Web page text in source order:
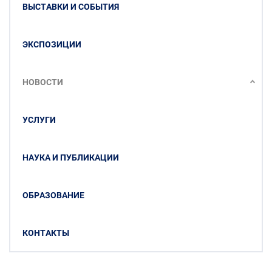
ВЫСТАВКИ И СОБЫТИЯ
ЭКСПОЗИЦИИ
НОВОСТИ
УСЛУГИ
НАУКА И ПУБЛИКАЦИИ
ОБРАЗОВАНИЕ
КОНТАКТЫ